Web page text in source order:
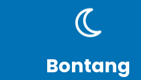
Bontang